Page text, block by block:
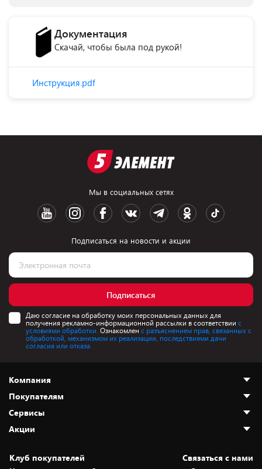
Документация
Скачай, чтобы была под рукой!
Инструкция.pdf
Мы в социальных сетях
Подписаться на новости и акции
Подписаться
Даю согласие на обработку моих персональных данных для
получения рекламно-информационной рассылки в соответствии с
условиями обработки. Ознакомлен с разъяснением прав, связанных с
обработкой, механизмом их реализации, последствиями дачи
согласия или отказа.
Компания
О нас
Адреса магазинов
Новости
Статьи и обзоры
Покупателям
Как сделать заказ
Оплата и доставка
Безналичный расчёт
Сервисы
Установка техники
Акции
Скидки и промокоды
Клуб покупателей
Cвязаться с нами